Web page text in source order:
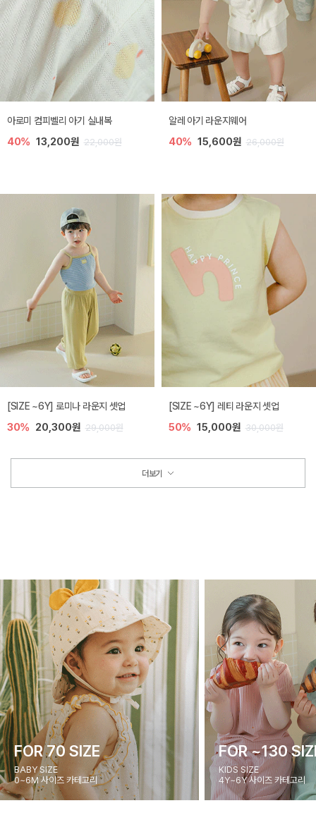
아로미 컴피벨리 아기 실내복
40% 13,200원 22,000원
알레 아기 라운지웨어
40% 15,600원 26,000원
[SIZE ~6Y] 로미나 라운지 셋업
30% 20,300원 29,000원
[SIZE ~6Y] 레티 라운지 셋업
50% 15,000원 30,000원
더보기
FOR 70 SIZE
BABY SIZE
0~6M 사이즈 카테고리
FOR ~130
KIDS SIZE
4Y~6Y 사이즈 카테고리